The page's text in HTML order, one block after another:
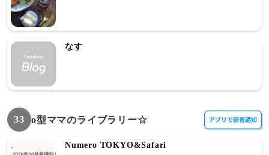
なす
33 o型ママのライブラリー☆
Numero TOKYO&Safari